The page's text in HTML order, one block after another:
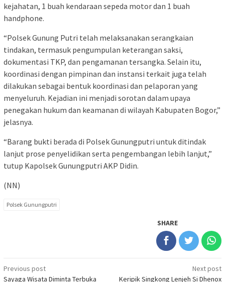
kejahatan, 1 buah kendaraan sepeda motor dan 1 buah
handphone.
“Polsek Gunung Putri telah melaksanakan serangkaian
tindakan, termasuk pengumpulan keterangan saksi,
dokumentasi TKP, dan pengamanan tersangka. Selain itu,
koordinasi dengan pimpinan dan instansi terkait juga telah
dilakukan sebagai bentuk koordinasi dan pelaporan yang
menyeluruh. Kejadian ini menjadi sorotan dalam upaya
penegakan hukum dan keamanan di wilayah Kabupaten Bogor,”
jelasnya.
“Barang bukti berada di Polsek Gunungputri untuk ditindak
lanjut prose penyelidikan serta pengembangan lebih lanjut,”
tutup Kapolsek Gunungputri AKP Didin.
(NN)
Polsek Gunungputri
SHARE
Post
Previous post
Sayaga Wisata Diminta Terbuka
Next post
Keripik Singkong Lenjeh Si Dhenox